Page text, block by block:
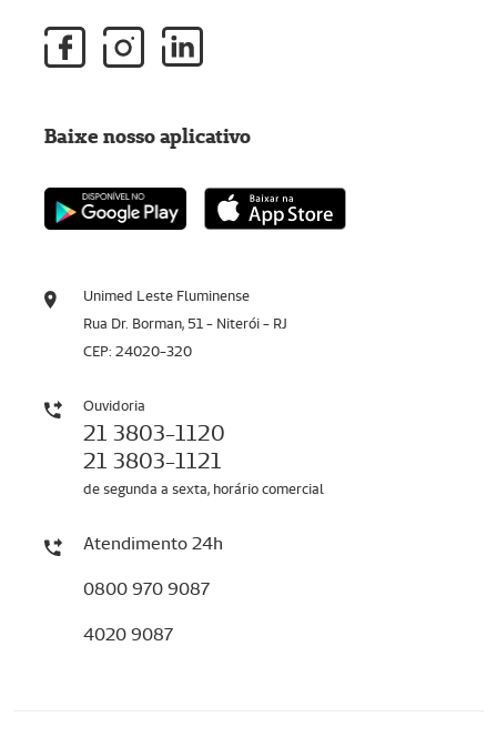
Unimed Leste Fluminense
Rua Dr. Borman, 51 - Niterói - RJ
CEP: 24020-320
Ouvidoria
21 3803-1120
21 3803-1121
de segunda a sexta, horário comercial
Atendimento 24h
0800 970 9087
4020 9087
Baixe nosso aplicativo